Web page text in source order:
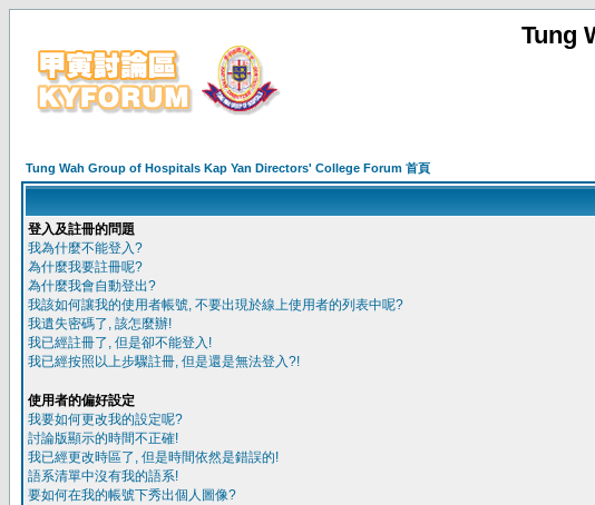
Tung
Tung Wah Group of Hospitals Kap Yan Directors' College Forum 首頁
登入及註冊的問題
我為什麼不能登入?
為什麼我要註冊呢?
為什麼我會自動登出?
我該如何讓我的使用者帳號, 不要出現於線上使用者的列表中呢?
我遺失密碼了, 該怎麼辦!
我已經註冊了, 但是卻不能登入!
我已經按照以上步驟註冊, 但是還是無法登入?!
使用者的偏好設定
我要如何更改我的設定呢?
討論版顯示的時間不正確!
我已經更改時區了, 但是時間依然是錯誤的!
語系清單中沒有我的語系!
要如何在我的帳號下秀出個人圖像?